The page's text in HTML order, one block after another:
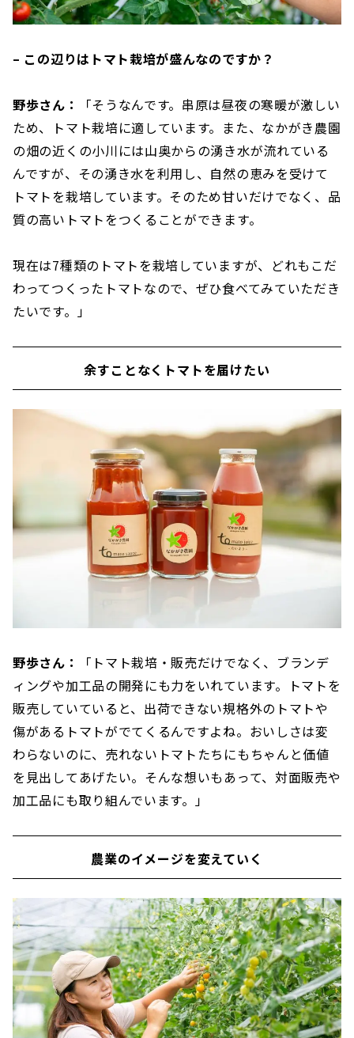
– この辺りはトマト栽培が盛んなのですか？
野歩さん：
「そうなんです。串原は昼夜の寒暖が激しい
ため、トマト栽培に適しています。また、なかがき農園
の畑の近くの小川には山奥からの湧き水が流れている
んですが、その湧き水を利用し、自然の恵みを受けて
トマトを栽培しています。そのため甘いだけでなく、品
質の高いトマトをつくることができます。
現在は7種類のトマトを栽培していますが、どれもこだ
わってつくったトマトなので、ぜひ食べてみていただき
たいです。」
余すことなくトマトを届けたい
野歩さん：
「トマト栽培・販売だけでなく、ブランデ
ィングや加工品の開発にも力をいれています。トマトを
販売していていると、出荷できない規格外のトマトや
傷があるトマトがでてくるんですよね。おいしさは変
わらないのに、売れないトマトたちにもちゃんと価値
を見出してあげたい。そんな想いもあって、対面販売や
加工品にも取り組んでいます。」
農業のイメージを変えていく